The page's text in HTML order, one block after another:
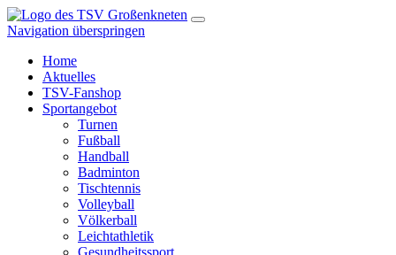
Navigation überspringen
Home
Aktuelles
TSV-Fanshop
Sportangebot
Turnen
Fußball
Handball
Badminton
Tischtennis
Volleyball
Völkerball
Leichtathletik
Gesundheitssport